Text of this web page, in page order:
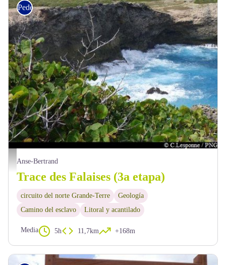
les falaises - PNG
Pedestre
Anse-Bertrand
Trace des Falaises (3a etapa)
circuito del norte Grande-Terre
Geología
Camino del esclavo
Litoral y acantilado
Media 5h 11,7km +168m